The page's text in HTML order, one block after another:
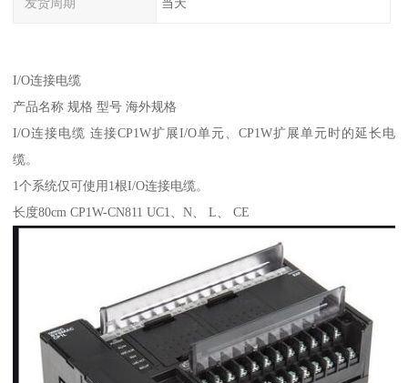
I/O连接电缆
产品名称 规格 型号 海外规格
I/O连接电缆 连接CP1W扩展I/O单元、CP1W扩展单元时的延长电
缆。
1个系统仅可使用1根I/O连接电缆。
长度80cm CP1W-CN811 UC1、N、 L、 CE